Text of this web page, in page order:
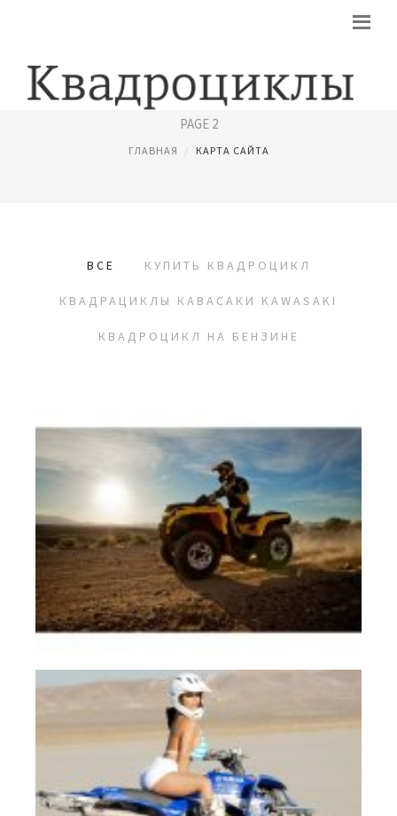
КАРТА САЙТА
PAGE 2
ГЛАВНАЯ КАРТА САЙТА
ВСЕ КУПИТЬ КВАДРОЦИКЛ
КВАДРАЦИКЛЫ КАВАСАКИ KAWASAKI
КВАДРОЦИКЛ НА БЕНЗИНЕ